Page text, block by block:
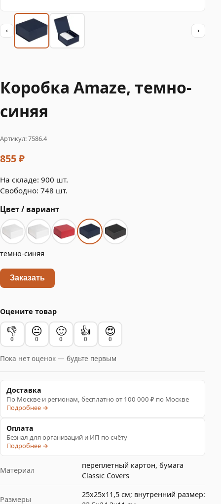
‹ ›
Коробка Amaze, темно-
синяя
Артикул: 7586.4
855 ₽
На складе: 900 шт.
Свободно: 748 шт.
Цвет / вариант
темно-синяя
Заказать
Оцените товар
👎
0
😐
0
🙂
0
👍
0
😍
0
Пока нет оценок — будьте первым
Доставка
По Москве и регионам, бесплатно от 100 000 ₽ по Москве
Подробнее →
Оплата
Безнал для организаций и ИП по счёту
Подробнее →
Материал
переплетный картон, бумага
Classic Сovers
Размеры
25х25х11,5 см; внутренний размер: